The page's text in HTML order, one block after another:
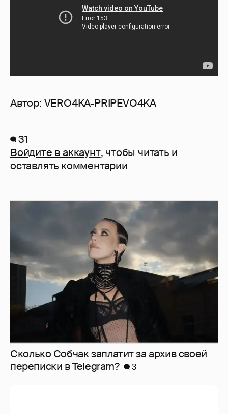
Автор: VERO4KA-PRIPEVO4KA
31
Войдите в аккаунт, чтобы читать и
оставлять комментарии
Сколько Собчак заплатит за архив своей
перeписки в Telegram?
3